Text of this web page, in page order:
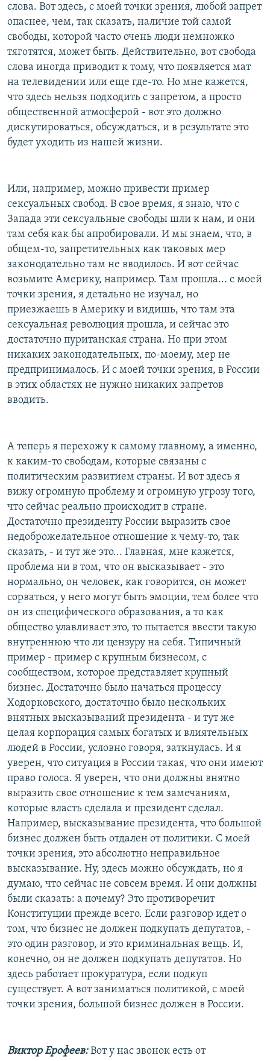
слова. Вот здесь, с моей точки зрения, любой запрет
опаснее, чем, так сказать, наличие той самой
свободы, которой часто очень люди немножко
тяготятся, может быть. Действительно, вот свобода
слова иногда приводит к тому, что появляется мат
на телевидении или еще где-то. Но мне кажется,
что здесь нельзя подходить с запретом, а просто
общественной атмосферой - вот это должно
дискутироваться, обсуждаться, и в результате это
будет уходить из нашей жизни.
Или, например, можно привести пример
сексуальных свобод. В свое время, я знаю, что с
Запада эти сексуальные свободы шли к нам, и они
там себя как бы апробировали. И мы знаем, что, в
общем-то, запретительных как таковых мер
законодательно там не вводилось. И вот сейчас
возьмите Америку, например. Там прошла... с моей
точки зрения, я детально не изучал, но
приезжаешь в Америку и видишь, что там эта
сексуальная революция прошла, и сейчас это
достаточно пуританская страна. Но при этом
никаких законодательных, по-моему, мер не
предпринималось. И с моей точки зрения, в России
в этих областях не нужно никаких запретов
вводить.
А теперь я перехожу к самому главному, а именно,
к каким-то свободам, которые связаны с
политическим развитием страны. И вот здесь я
вижу огромную проблему и огромную угрозу того,
что сейчас реально происходит в стране.
Достаточно президенту России выразить свое
недоброжелательное отношение к чему-то, так
сказать, - и тут же это... Главная, мне кажется,
проблема ни в том, что он высказывает - это
нормально, он человек, как говорится, он может
сорваться, у него могут быть эмоции, тем более что
он из специфического образования, а то как
общество улавливает это, то пытается ввести такую
внутреннюю что ли цензуру на себя. Типичный
пример - пример с крупным бизнесом, с
сообществом, которое представляет крупный
бизнес. Достаточно было начаться процессу
Ходорковского, достаточно было нескольких
внятных высказываний президента - и тут же
целая корпорация самых богатых и влиятельных
людей в России, условно говоря, заткнулась. И я
уверен, что ситуация в России такая, что они имеют
право голоса. Я уверен, что они должны внятно
выразить свое отношение к тем замечаниям,
которые власть сделала и президент сделал.
Например, высказывание президента, что большой
бизнес должен быть отдален от политики. С моей
точки зрения, это абсолютно неправильное
высказывание. Ну, здесь можно обсуждать, но я
думаю, что сейчас не совсем время. И они должны
были сказать: а почему? Это противоречит
Конституции прежде всего. Если разговор идет о
том, что бизнес не должен подкупать депутатов, -
это один разговор, и это криминальная вещь. И,
конечно, он не должен подкупать депутатов. Но
здесь работает прокуратура, если подкуп
существует. А вот заниматься политикой, с моей
точки зрения, большой бизнес должен в России.
Виктор Ерофеев:Вот у нас звонок есть от